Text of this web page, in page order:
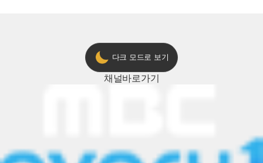
다크 모드로 보기
채널바로가기